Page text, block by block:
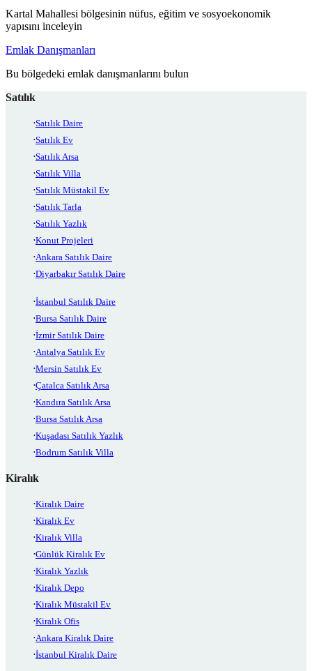
Kartal Mahallesi bölgesinin nüfus, eğitim ve sosyoekonomik
yapısını inceleyin
Emlak Danışmanları
Bu bölgedeki emlak danışmanlarını bulun
Satılık
Satılık Daire
Satılık Ev
Satılık Arsa
Satılık Villa
Satılık Müstakil Ev
Satılık Tarla
Satılık Yazlık
Konut Projeleri
Ankara Satılık Daire
Diyarbakır Satılık Daire
İstanbul Satılık Daire
Bursa Satılık Daire
İzmir Satılık Daire
Antalya Satılık Ev
Mersin Satılık Ev
Çatalca Satılık Arsa
Kandıra Satılık Arsa
Bursa Satılık Arsa
Kuşadası Satılık Yazlık
Bodrum Satılık Villa
Kiralık
Kiralık Daire
Kiralık Ev
Kiralık Villa
Günlük Kiralık Ev
Kiralık Yazlık
Kiralık Depo
Kiralık Müstakil Ev
Kiralık Ofis
Ankara Kiralık Daire
İstanbul Kiralık Daire